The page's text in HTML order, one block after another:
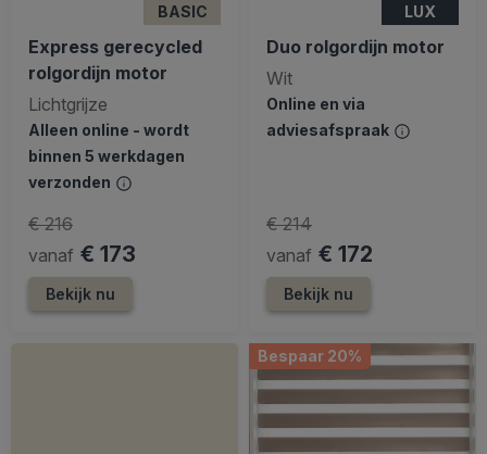
BASIC
Express gerecycled
rolgordijn motor
Lichtgrijze
Alleen online - wordt
binnen 5 werkdagen
verzonden
vanaf € 173
€ 216
Bekijk nu
LUX
Duo rolgordijn motor
Wit
Online en via
adviesafspraak
vanaf € 172
€ 214
Bekijk nu
Bespaar 20%